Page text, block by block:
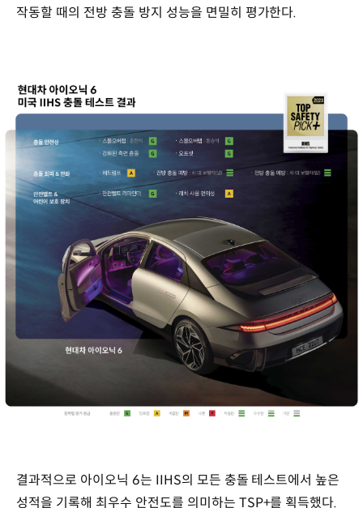
작동할 때의 전방 충돌 방지 성능을 면밀히 평가한다.
결과적으로 아이오닉 6는 IIHS의 모든 충돌 테스트에서 높은
성적을 기록해 최우수 안전도를 의미하는 TSP+를 획득했다.